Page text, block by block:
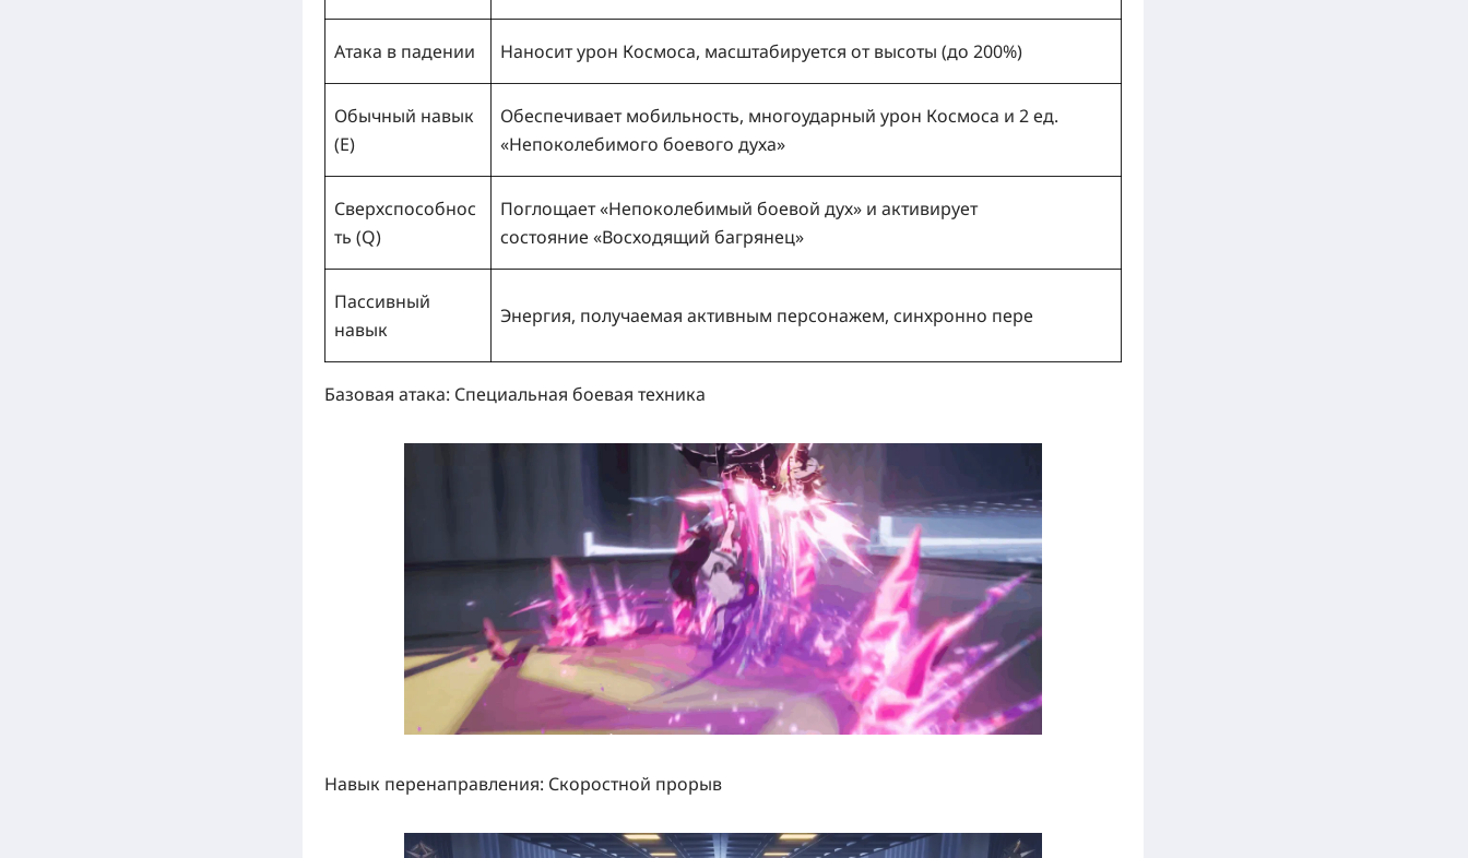
Атака в падении Наносит урон Космоса, масштабируется от высоты (до 200%)
Обычный навык
(E)
Обеспечивает мобильность, многоударный урон Космоса и 2 ед.
«Непоколебимого боевого духа»
Сверхспособнос
ть (Q)
Поглощает «Непоколебимый боевой дух» и активирует
состояние «Восходящий багрянец»
Пассивный
навык
Энергия, получаемая активным персонажем, синхронно пере
Базовая атака: Специальная боевая техника
Навык перенаправления: Скоростной прорыв